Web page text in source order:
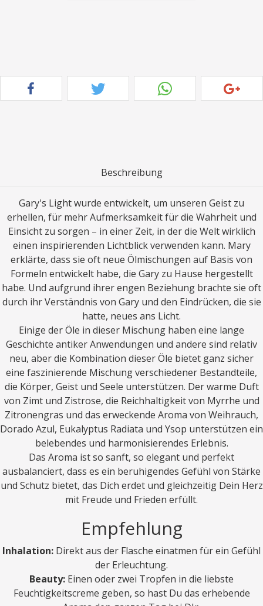
Beschreibung
Gary's Light wurde entwickelt, um unseren Geist zu
erhellen, für mehr Aufmerksamkeit für die Wahrheit und
Einsicht zu sorgen – in einer Zeit, in der die Welt wirklich
einen inspirierenden Lichtblick verwenden kann. Mary
erklärte, dass sie oft neue Ölmischungen auf Basis von
Formeln entwickelt habe, die Gary zu Hause hergestellt
habe. Und aufgrund ihrer engen Beziehung brachte sie oft
durch ihr Verständnis von Gary und den Eindrücken, die sie
hatte, neues ans Licht.
Einige der Öle in dieser Mischung haben eine lange
Geschichte antiker Anwendungen und andere sind relativ
neu, aber die Kombination dieser Öle bietet ganz sicher
eine faszinierende Mischung verschiedener Bestandteile,
die Körper, Geist und Seele unterstützen. Der warme Duft
von Zimt und Zistrose, die Reichhaltigkeit von Myrrhe und
Zitronengras und das erweckende Aroma von Weihrauch,
Dorado Azul, Eukalyptus Radiata und Ysop unterstützen ein
belebendes und harmonisierendes Erlebnis.
Das Aroma ist so sanft, so elegant und perfekt
ausbalanciert, dass es ein beruhigendes Gefühl von Stärke
und Schutz bietet, das Dich erdet und gleichzeitig Dein Herz
mit Freude und Frieden erfüllt.
Empfehlung
Inhalation: Direkt aus der Flasche einatmen für ein Gefühl
der Erleuchtung.
Beauty: Einen oder zwei Tropfen in die liebste
Feuchtigkeitscreme geben, so hast Du das erhebende